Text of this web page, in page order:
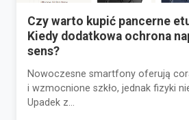
Czy warto kupić pancerne
Kiedy dodatkowa ochrona
sens?
Nowoczesne smartfony oferują
i wzmocnione szkło, jednak fizyki
Upadek z...